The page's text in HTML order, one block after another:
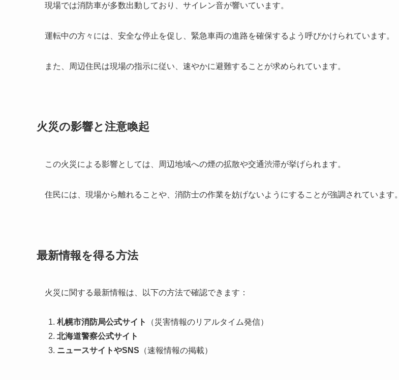
現場では消防車が多数出動しており、サイレン音が響いています。
運転中の方々には、安全な停止を促し、緊急車両の進路を確保するよう呼びかけられています。
また、周辺住民は現場の指示に従い、速やかに避難することが求められています。
火災の影響と注意喚起
この火災による影響としては、周辺地域への煙の拡散や交通渋滞が挙げられます。
住民には、現場から離れることや、消防士の作業を妨げないようにすることが強調されています。
最新情報を得る方法
火災に関する最新情報は、以下の方法で確認できます：
札幌市消防局公式サイト
（災害情報のリアルタイム発信）
北海道警察公式サイト
ニュースサイトやSNS （速報情報の掲載）